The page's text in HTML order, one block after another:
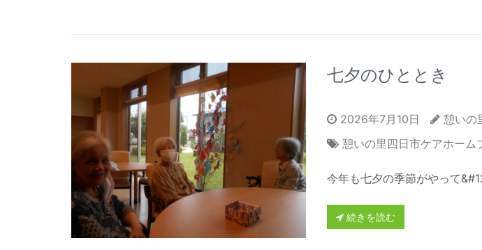
七夕のひととき
2026年7月10日
憩いの
憩いの里四日市ケアホーム
今年も七夕の季節がやって
続きを読む